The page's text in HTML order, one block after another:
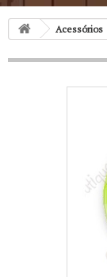
Acessórios